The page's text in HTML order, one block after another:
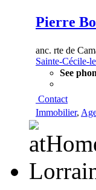
Pierre
anc. rte de
Sainte-Cécile-
See
Contact
Immobilier,